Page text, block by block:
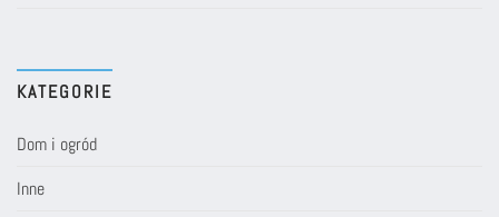
KATEGORIE
Dom i ogród
Inne